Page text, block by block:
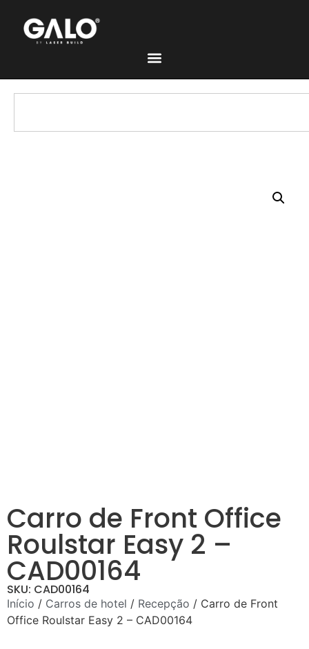
Carro de Front Office
Roulstar Easy 2 –
CAD00164
SKU: CAD00164
Início / Carros de hotel / Recepção / Carro de Front
Office Roulstar Easy 2 – CAD00164